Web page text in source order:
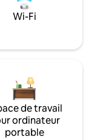
Wi-Fi
de travail
ordinateur
portable